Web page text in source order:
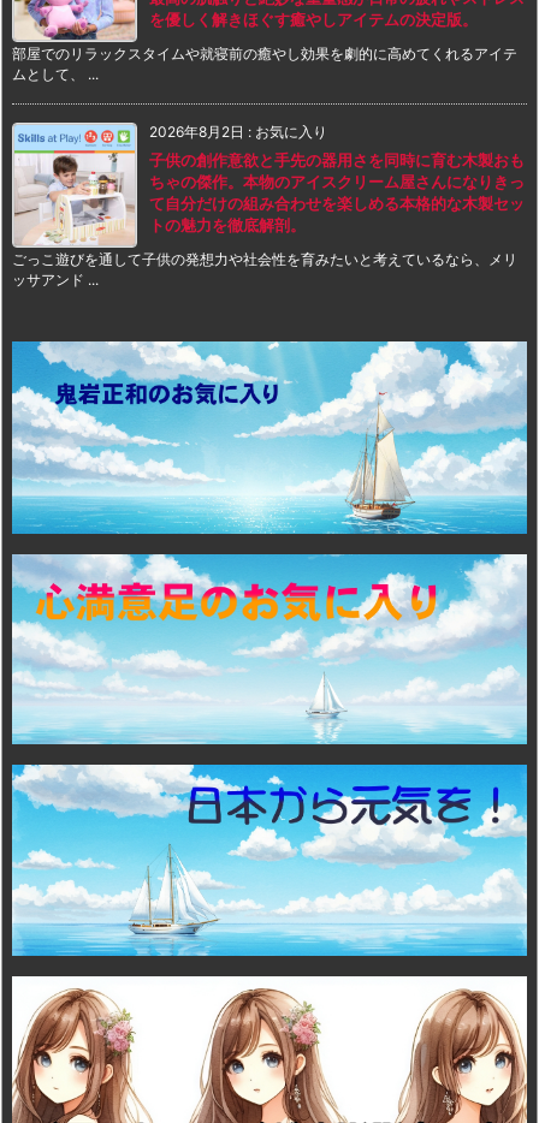
を優しく解きほぐす癒やしアイテムの決定版。
部屋でのリラックスタイムや就寝前の癒やし効果を劇的に高めてくれるアイテ
ムとして、 ...
2026年8月2日 : お気に入り
子供の創作意欲と手先の器用さを同時に育む木製おも
ちゃの傑作。本物のアイスクリーム屋さんになりきっ
て自分だけの組み合わせを楽しめる本格的な木製セッ
トの魅力を徹底解剖。
ごっこ遊びを通して子供の発想力や社会性を育みたいと考えているなら、メリ
ッサアンド ...